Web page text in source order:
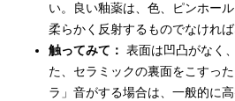
い。良い釉薬は、色、ピンホー
柔らかく反射するものでなければ
触ってみて： 表面は凹凸がなく
た、セラミックの裏面をこすっ
ラ」音がする場合は、一般的に